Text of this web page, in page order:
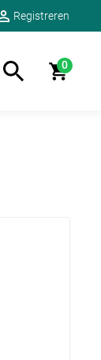
Registreren
0